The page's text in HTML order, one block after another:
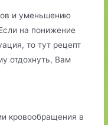
и уменьшению
на понижение
то тут рецепт
отдохнуть, Вам
кровообращения в